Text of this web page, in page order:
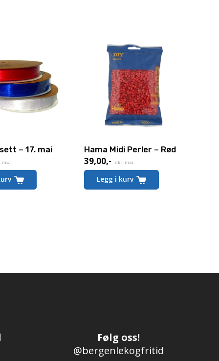
– 17. mai
mva.
Hama Midi Perler – Rød
39,00,- eks. mva.
Legg i kurv
Følg oss!
@bergenlekogfritid